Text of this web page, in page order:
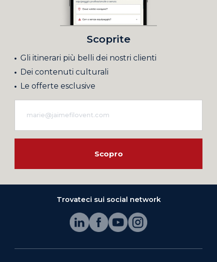
Scoprite
Gli itinerari più belli dei nostri clienti
Dei contenuti culturali
Le offerte esclusive
Scopro
Trovateci sui social network